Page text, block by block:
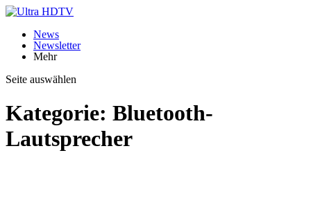
News
Newsletter
Mehr
Seite auswählen
Kategorie: Bluetooth-
Lautsprecher